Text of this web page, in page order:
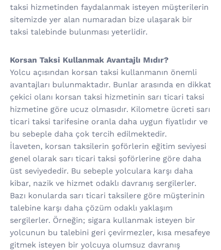
taksi hizmetinden faydalanmak isteyen müşterilerin
sitemizde yer alan numaradan bize ulaşarak bir
taksi talebinde bulunması yeterlidir.
Korsan Taksi Kullanmak Avantajlı Mıdır?
Yolcu açısından korsan taksi kullanmanın önemli
avantajları bulunmaktadır. Bunlar arasında en dikkat
çekici olanı korsan taksi hizmetinin sarı ticari taksi
hizmetine göre ucuz olmasıdır. Kilometre ücreti sarı
ticari taksi tarifesine oranla daha uygun fiyatlıdır ve
bu sebeple daha çok tercih edilmektedir.
İlaveten, korsan taksilerin şoförlerin eğitim seviyesi
genel olarak sarı ticari taksi şoförlerine göre daha
üst seviyededir. Bu sebeple yolculara karşı daha
kibar, nazik ve hizmet odaklı davranış sergilerler.
Bazı konularda sarı ticari taksilere göre müşterinin
talebine karşı daha çözüm odaklı yaklaşım
sergilerler. Örneğin; sigara kullanmak isteyen bir
yolcunun bu talebini geri çevirmezler, kısa mesafeye
gitmek isteyen bir yolcuya olumsuz davranış